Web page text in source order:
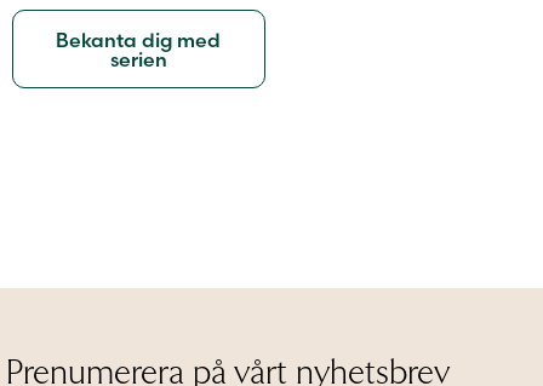
Bekanta dig med
serien
Prenumerera på vårt nyhetsbrev